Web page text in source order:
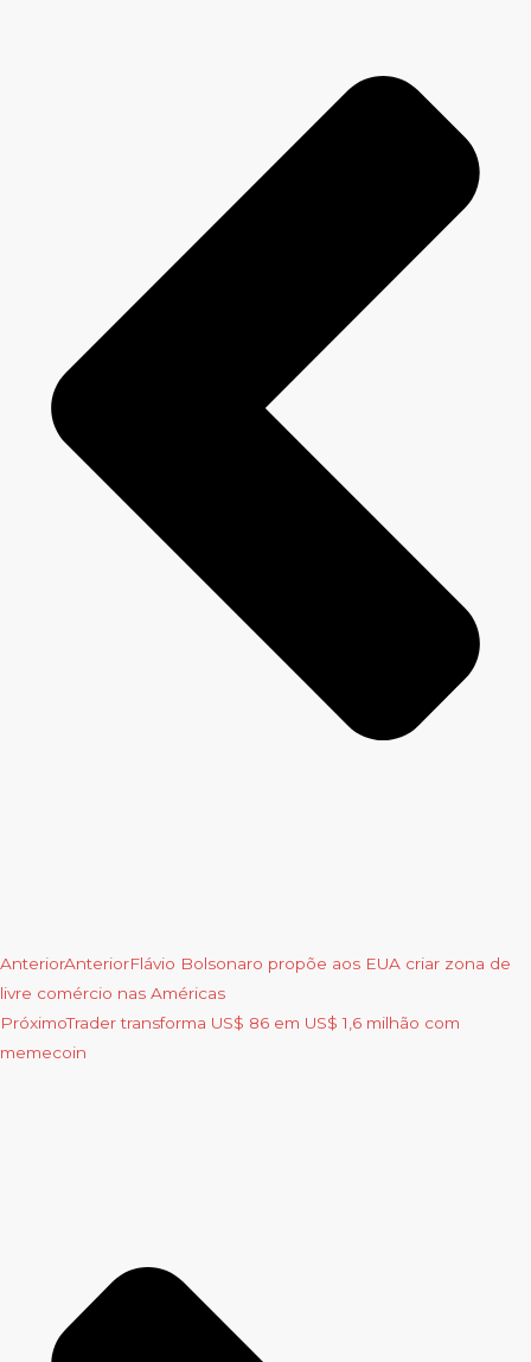
AnteriorAnteriorFlávio Bolsonaro propõe aos EUA criar zona de
livre comércio nas Américas
PróximoTrader transforma US$ 86 em US$ 1,6 milhão com
memecoin